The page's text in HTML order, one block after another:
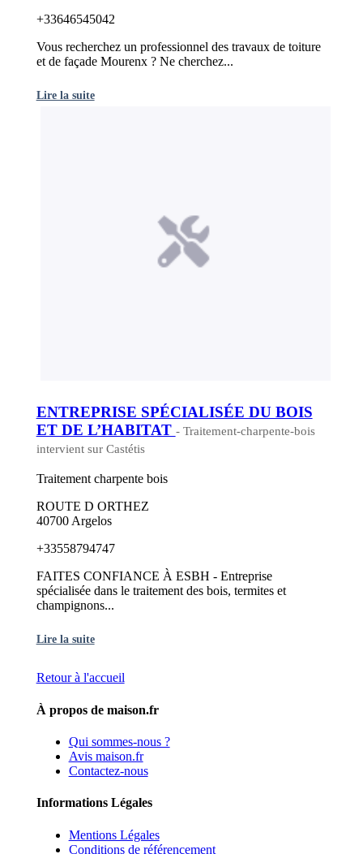
+33646545042
Vous recherchez un professionnel des travaux de toiture
et de façade Mourenx ? Ne cherchez...
Lire la suite
ENTREPRISE SPÉCIALISÉE DU BOIS
ET DE L’HABITAT - Traitement-charpente-bois
intervient sur Castétis
Traitement charpente bois
ROUTE D ORTHEZ
40700 Argelos
+33558794747
FAITES CONFIANCE À ESBH - Entreprise
spécialisée dans le traitement des bois, termites et
champignons...
Lire la suite
Retour à l'accueil
À propos de maison.fr
Qui sommes-nous ?
Avis maison.fr
Contactez-nous
Informations Légales
Mentions Légales
Conditions de référencement